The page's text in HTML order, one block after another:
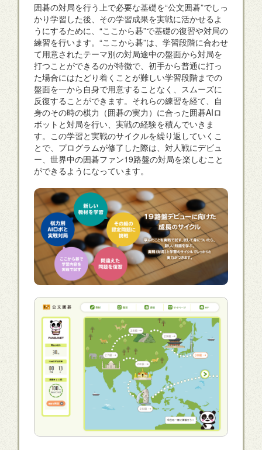
囲碁の対局を行う上で必要な基礎を“公文囲碁”でしっ
かり学習した後、その学習成果を実戦に活かせるよ
うにするために、“ここから碁”で基礎の復習や対局の
練習を行います。“ここから碁”は、学習段階に合わせ
て用意されたテーマ別の対局途中の盤面から対局を
打つことができるのが特徴で、初手から普通に打っ
た場合にはたどり着くことが難しい学習段階までの
盤面を一から自身で用意することなく、スムーズに
反復することができます。それらの練習を経て、自
身のその時の棋力（囲碁の実力）に合った囲碁AIロ
ボットと対局を行い、実戦の経験を積んでいきま
す。この学習と実戦のサイクルを繰り返していくこ
とで、プログラムが修了した際は、対人戦にデビュ
ー、世界中の囲碁ファン19路盤の対局を楽しむこと
ができるようになっています。